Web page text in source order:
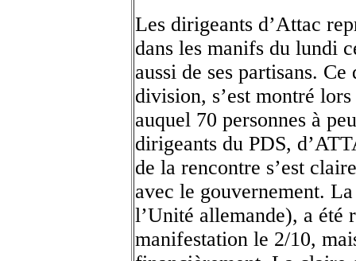
Les dirigeants d’Attac
dans les manifs du lundi
aussi de ses partisans.
division, s’est montré
auquel 70 personnes à
dirigeants du PDS,
de la rencontre s’est
avec le gouvernement.
l’Unité allemande), a été
manifestation le 2/10,